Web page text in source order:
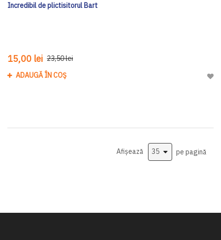
Incredibil de plictisitorul Bart
15,00 lei 23,50 lei
ADAUGĂ ÎN COȘ
Afișează pe pagină